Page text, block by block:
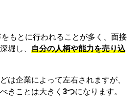
もとに行われることが多く、面接
堀し、 自分の人柄や能力を売り込
は企業によって左右されますが、
きことは大きく 3つになります。